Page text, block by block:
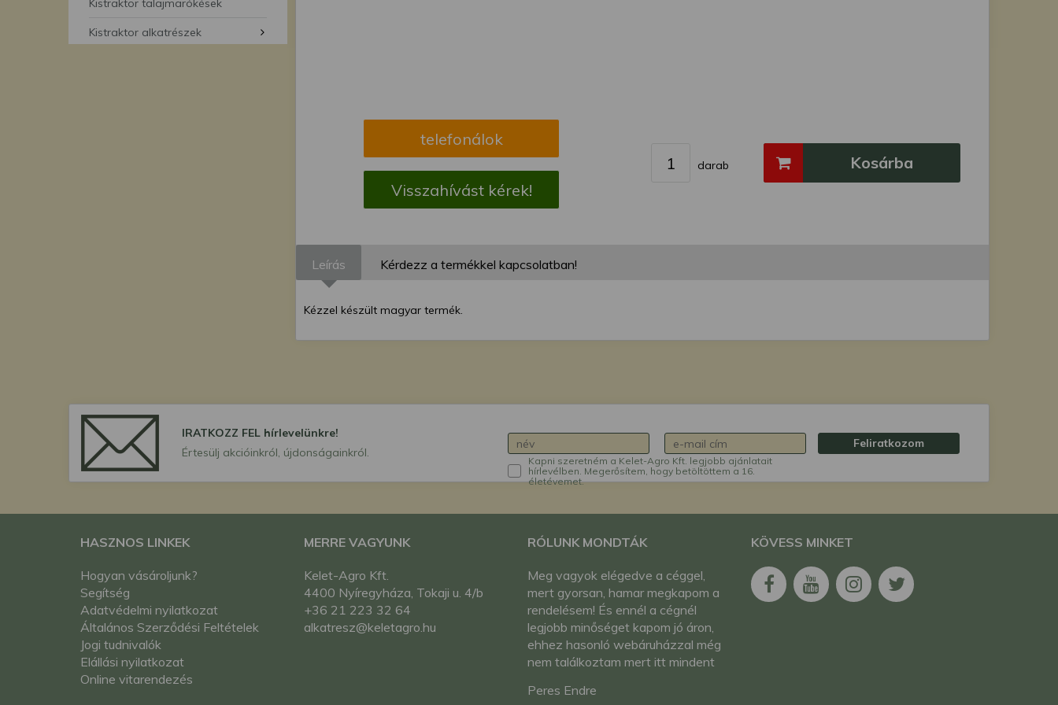
Kistraktor talajmarókések
Kistraktor alkatrészek
telefonálok
Visszahívást kérek!
darab Kosárba
Leírás Kérdezz a termékkel kapcsolatban!
Kézzel készült magyar termék.
IRATKOZZ FEL hírlevelünkre!
Értesülj akcióinkról, újdonságainkról.
Kapni szeretném a Kelet-Agro Kft. legjobb ajánlatait
hírlevélben. Megerősítem, hogy betöltöttem a 16.
életévemet.
Feliratkozom
HASZNOS LINKEK
Hogyan vásároljunk?
Segítség
Adatvédelmi nyilatkozat
Általános Szerződési Feltételek
Jogi tudnivalók
Elállási nyilatkozat
Online vitarendezés
MERRE VAGYUNK
Kelet-Agro Kft.
4400 Nyíregyháza, Tokaji u. 4/b
+36 21 223 32 64
alkatresz@keletagro.hu
RÓLUNK MONDTÁK
Meg vagyok elégedve a céggel,
mert gyorsan, hamar megkapom a
rendelésem! És ennél a cégnél
legjobb minőséget kapom jó áron,
ehhez hasonló webáruházzal még
nem találkoztam mert itt mindent
Peres Endre
KÖVESS MINKET